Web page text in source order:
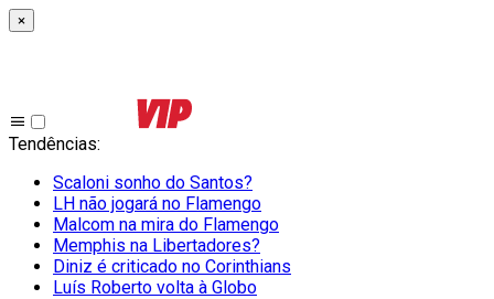
×
Tendências:
Scaloni sonho do Santos?
LH não jogará no Flamengo
Malcom na mira do Flamengo
Memphis na Libertadores?
Diniz é criticado no Corinthians
Luís Roberto volta à Globo